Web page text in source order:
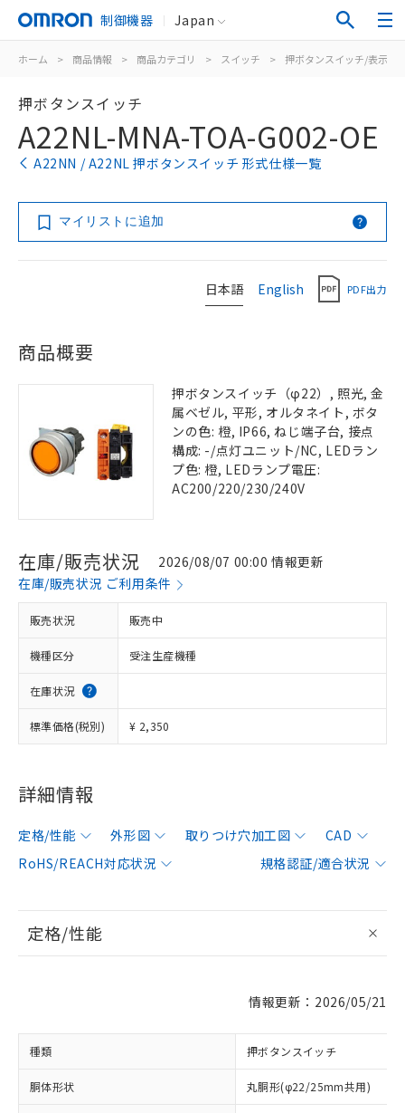
制御機器 Japan
ホーム > 商品情報 > 商品カテゴリ > スイッチ > 押ボタンスイッチ/表示灯
押ボタンスイッチ
A22NL-MNA-TOA-G002-OE
A22NN / A22NL 押ボタンスイッチ 形式仕様一覧
マイリストに追加
日本語 English PDF出力
商品概要
押ボタンスイッチ（φ22）, 照光, 金
属ベゼル, 平形, オルタネイト, ボタ
ンの色: 橙, IP66, ねじ端子台, 接点
構成: -/点灯ユニット/NC, LEDラン
プ色: 橙, LEDランプ電圧:
AC200/220/230/240V
在庫/販売状況
2026/08/07 00:00 情報更新
在庫/販売状況 ご利用条件
販売状況 販売中
機種区分 受注生産機種
在庫状況
標準価格(税別) ¥ 2,350
詳細情報
定格/性能 外形図 取りつけ穴加工図
CAD
RoHS/REACH対応状況
規格認証/適合状況
定格/性能
情報更新：2026/05/21
種類 押ボタンスイッチ
胴体形状 丸胴形(φ22/25mm共用)